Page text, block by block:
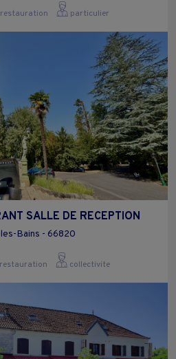
particulier
SALLE DE RECEPTION
Bains - 66820
collectivite